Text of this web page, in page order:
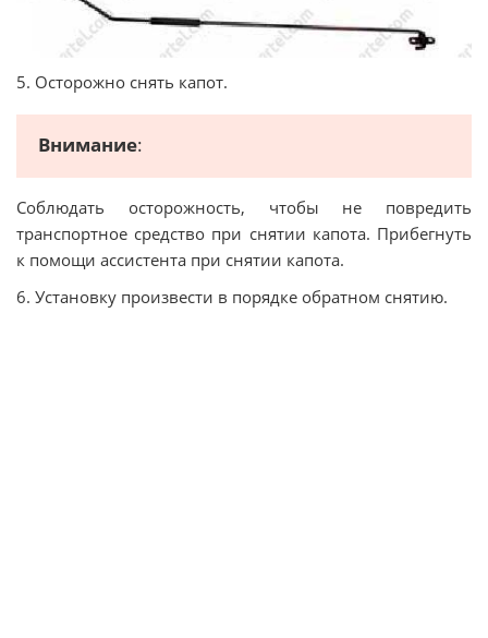
5. Осторожно снять капот.
Внимание:
Соблюдать осторожность, чтобы не повредить
транспортное средство при снятии капота. Прибегнуть
к помощи ассистента при снятии капота.
6. Установку произвести в порядке обратном снятию.